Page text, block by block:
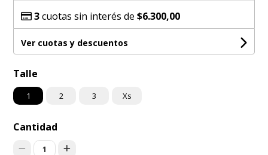
3cuotas sin interés de$6.300,00
Ver cuotas y descuentos
Talle
1 2 3 Xs
Cantidad
1